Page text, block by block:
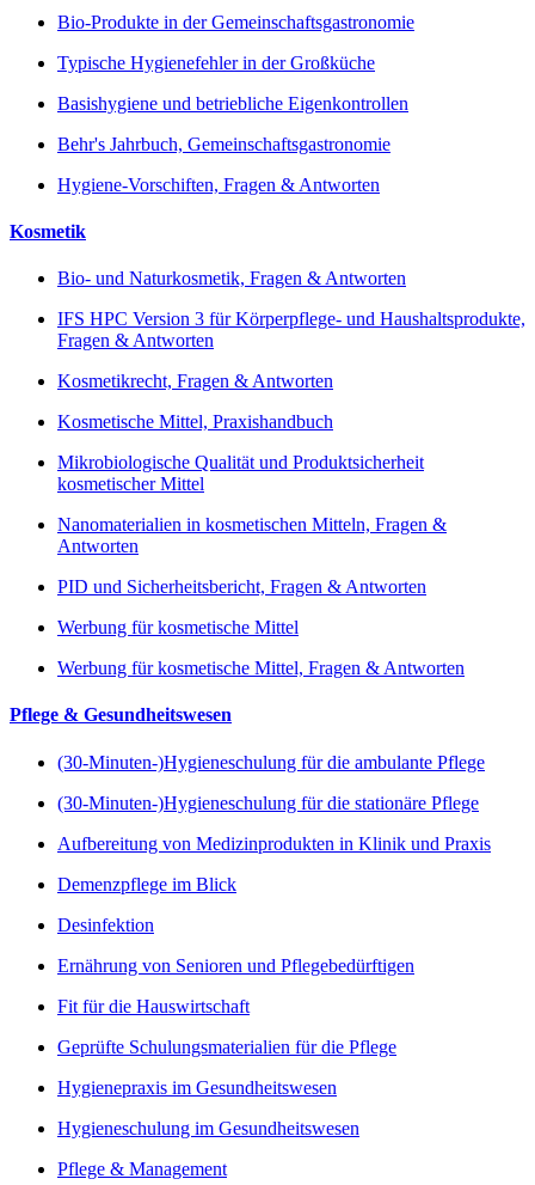
Bio-Produkte in der Gemeinschaftsgastronomie
Typische Hygienefehler in der Großküche
Basishygiene und betriebliche Eigenkontrollen
Behr's Jahrbuch, Gemeinschaftsgastronomie
Hygiene-Vorschiften, Fragen & Antworten
Kosmetik
Bio- und Naturkosmetik, Fragen & Antworten
IFS HPC Version 3 für Körperpflege- und Haushaltsprodukte,
Fragen & Antworten
Kosmetikrecht, Fragen & Antworten
Kosmetische Mittel, Praxishandbuch
Mikrobiologische Qualität und Produktsicherheit
kosmetischer Mittel
Nanomaterialien in kosmetischen Mitteln, Fragen &
Antworten
PID und Sicherheitsbericht, Fragen & Antworten
Werbung für kosmetische Mittel
Werbung für kosmetische Mittel, Fragen & Antworten
Pflege & Gesundheitswesen
(30-Minuten-)Hygieneschulung für die ambulante Pflege
(30-Minuten-)Hygieneschulung für die stationäre Pflege
Aufbereitung von Medizinprodukten in Klinik und Praxis
Demenzpflege im Blick
Desinfektion
Ernährung von Senioren und Pflegebedürftigen
Fit für die Hauswirtschaft
Geprüfte Schulungsmaterialien für die Pflege
Hygienepraxis im Gesundheitswesen
Hygieneschulung im Gesundheitswesen
Pflege & Management